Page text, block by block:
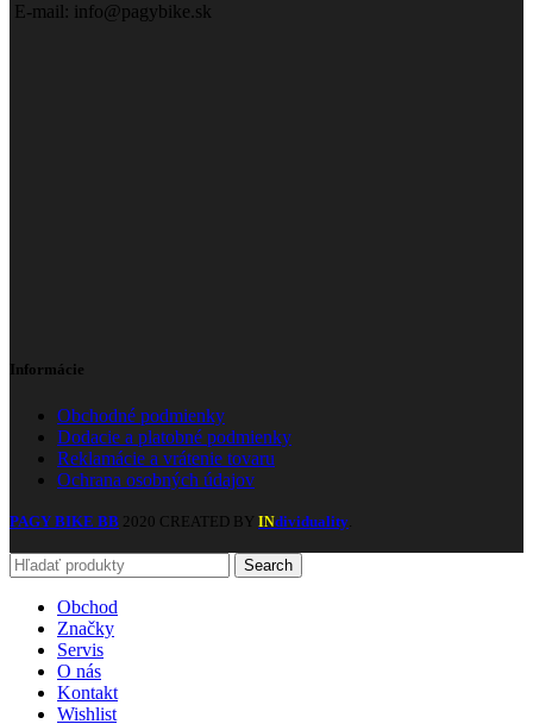
E-mail: info@pagybike.sk
Informácie
Obchodné podmienky
Dodacie a platobné podmienky
Reklamácie a vrátenie tovaru
Ochrana osobných údajov
PAGY BIKE BB 2020 CREATED BY INdividuality
Search
Obchod
Značky
Servis
O nás
Kontakt
Wishlist